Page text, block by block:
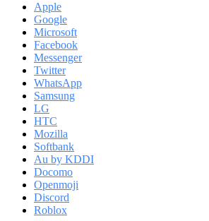
Apple
Google
Microsoft
Facebook
Messenger
Twitter
WhatsApp
Samsung
LG
HTC
Mozilla
Softbank
Au by KDDI
Docomo
Openmoji
Discord
Roblox